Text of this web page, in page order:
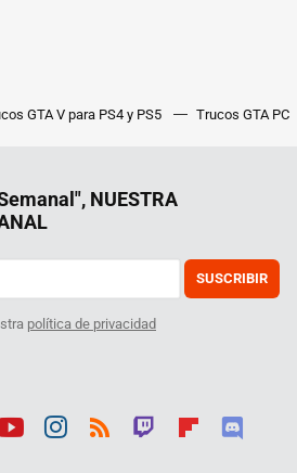
GTA V para PS4 y PS5 Trucos GTA PC
NUESTRA
SUSCRIBIR
política de privacidad